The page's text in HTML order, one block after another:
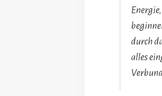
durch
alles